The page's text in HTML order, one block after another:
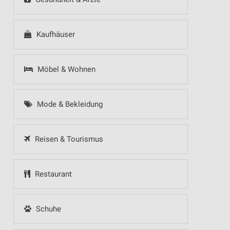
Kaufhäuser
Möbel & Wohnen
Mode & Bekleidung
Reisen & Tourismus
Restaurant
Schuhe